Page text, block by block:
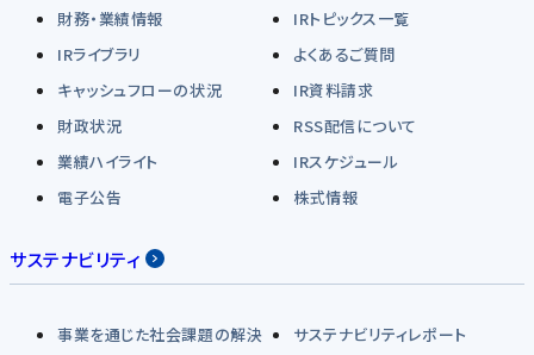
財務・業績情報
IRトピックス一覧
IRライブラリ
よくあるご質問
キャッシュフローの状況
IR資料請求
財政状況
RSS配信について
業績ハイライト
IRスケジュール
電子公告
株式情報
サステナビリティ
事業を通じた社会課題の解決
サステナビリティレポート